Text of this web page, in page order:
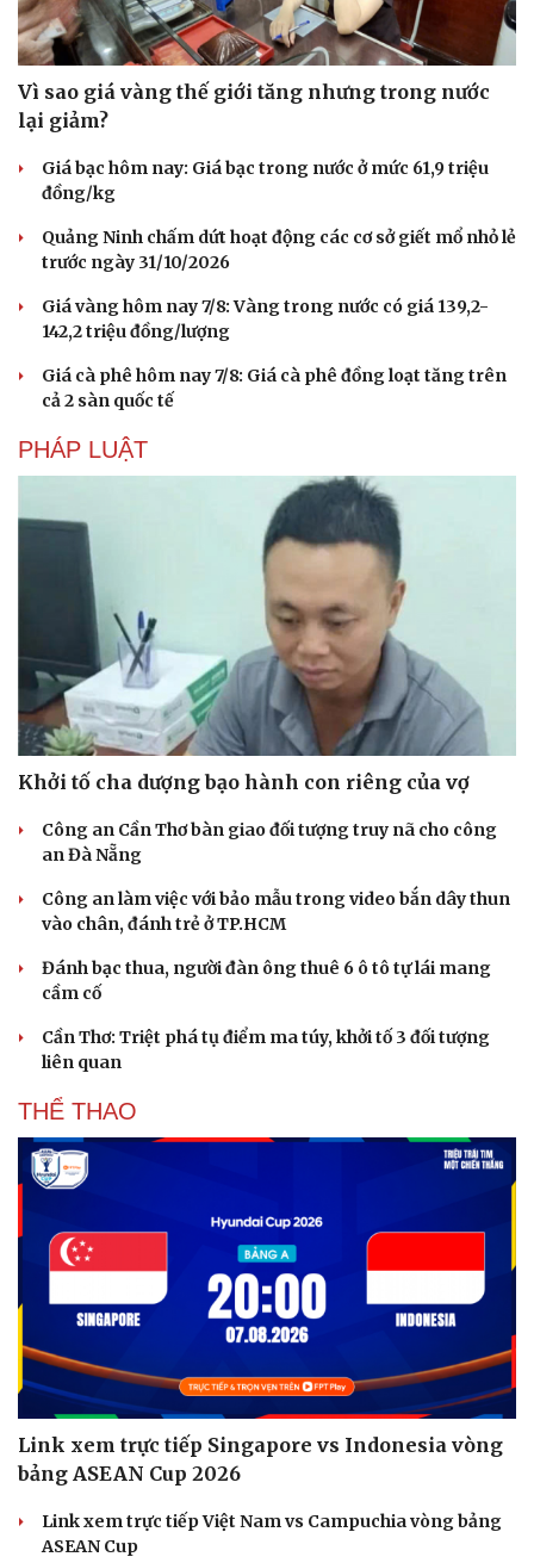
Du lịch
Tư vấn
Săn Tour
check-in
Câu chuyện thời sự
Đọc truyện đêm khuya
Kể chuyện cho bé
Vì sao giá vàng thế giới tăng nhưng trong nước
lại giảm?
Giá bạc hôm nay: Giá bạc trong nước ở mức 61,9 triệu
đồng/kg
Quảng Ninh chấm dứt hoạt động các cơ sở giết mổ nhỏ lẻ
trước ngày 31/10/2026
Giá vàng hôm nay 7/8: Vàng trong nước có giá 139,2-
142,2 triệu đồng/lượng
Giá cà phê hôm nay 7/8: Giá cà phê đồng loạt tăng trên
cả 2 sàn quốc tế
PHÁP LUẬT
Khởi tố cha dượng bạo hành con riêng của vợ
Công an Cần Thơ bàn giao đối tượng truy nã cho công
an Đà Nẵng
Công an làm việc với bảo mẫu trong video bắn dây thun
vào chân, đánh trẻ ở TP.HCM
Đánh bạc thua, người đàn ông thuê 6 ô tô tự lái mang
cầm cố
Cần Thơ: Triệt phá tụ điểm ma túy, khởi tố 3 đối tượng
liên quan
THỂ THAO
Link xem trực tiếp Singapore vs Indonesia vòng
bảng ASEAN Cup 2026
Link xem trực tiếp Việt Nam vs Campuchia vòng bảng
ASEAN Cup